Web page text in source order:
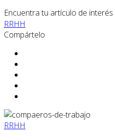
Encuentra tu artículo de interés
RRHH
Compártelo
RRHH